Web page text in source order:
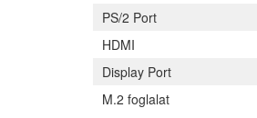
PS/2 Port
HDMI
Display Port
M.2 foglalat